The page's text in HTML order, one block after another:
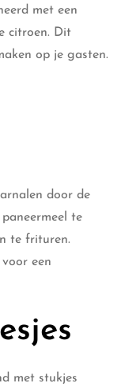
met een
citroen. Dit
op je gasten.
door de
te
te frituren.
een
met stukjes